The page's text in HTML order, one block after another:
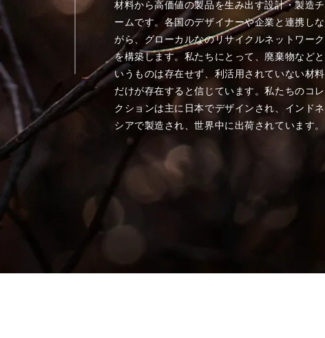
材料から高価値の製品を生み出す設計・製造チ
ームです。各国のデザイナーや企業と連携しな
がら、グローカルなのリサイクルネットワーク
を構築します。私たちにとって、廃棄物などと
いうものは存在せず、利活用されていない材料
だけが存在すると信じています。私たちのコレ
クションは主に日本でデザインされ、インドネ
シアで製造され、世界中に出荷されています。